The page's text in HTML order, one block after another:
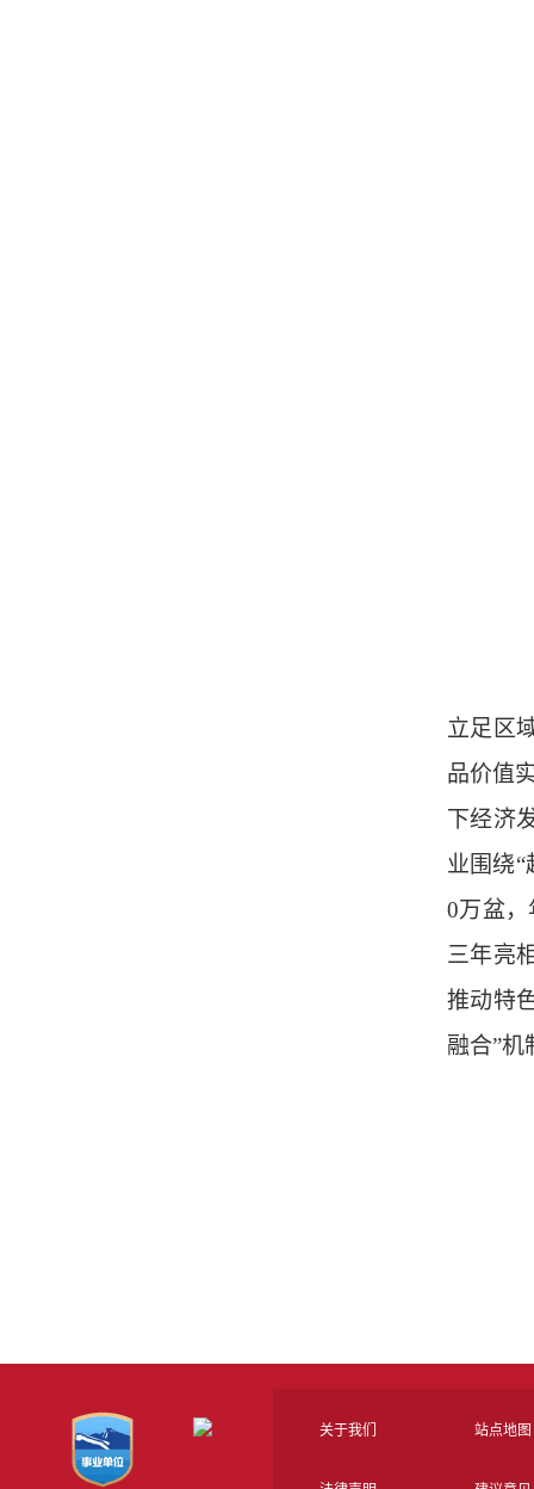
立足区
品价值
下经济
业围绕“
0万盆
三年亮
推动特
融合”机
关于我们 站点地图